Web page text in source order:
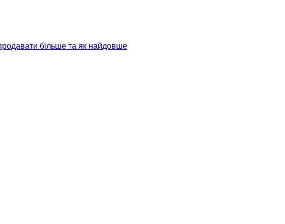
більше та як найдовше